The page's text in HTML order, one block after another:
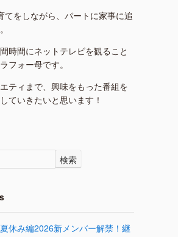
てをしながら、パートに家事に追
時間にネットテレビを観ること
フォー母です。
ティまで、興味をもった番組を
ていきたいと思います！
検索
夏休み編2026新メンバー解禁！継